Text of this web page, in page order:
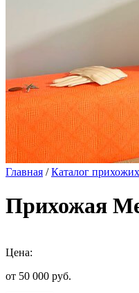
Главная /Каталог прихожих
Прихожая
Цена:
от 50 000 руб.